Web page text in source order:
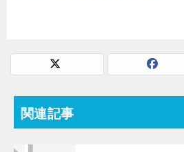
関連記事